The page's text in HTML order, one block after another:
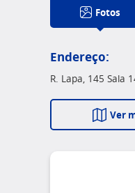
Fotos
Endereço:
R. Lapa, 145 Sala
Ver